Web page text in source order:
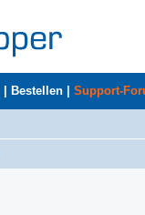
Bestellen Support-